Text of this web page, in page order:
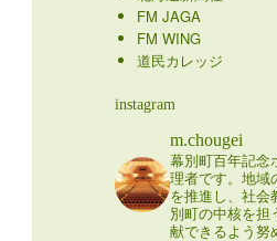
FM JAGA
FM WING
道民カレッジ
instagram
m.chougei
幕別町百年記念
理者です。地域
を推進し、社会
別町の中核を担
献できるよう努